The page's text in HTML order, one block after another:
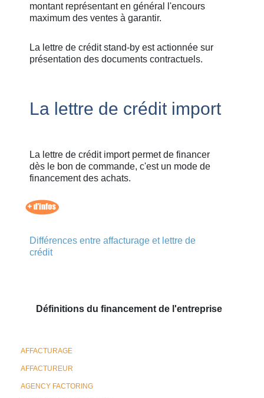
montant représentant en général l'encours
maximum des ventes à garantir.
La lettre de crédit stand-by est actionnée sur
présentation des documents contractuels.
La lettre de crédit import
La lettre de crédit import permet de financer
dès le bon de commande, c'est un mode de
financement des achats.
Différences entre affacturage et lettre de
crédit
Définitions du financement de l'entreprise
AFFACTURAGE
AFFACTUREUR
AGENCY FACTORING